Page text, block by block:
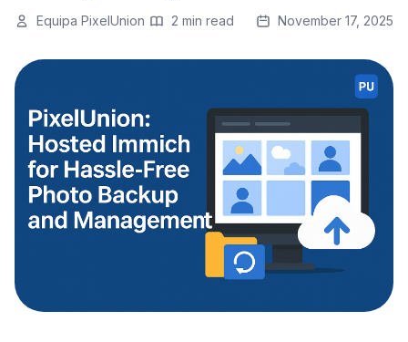
Equipa PixelUnion 2 min read November 17, 2025